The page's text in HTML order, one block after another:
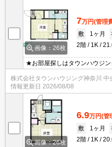
画像：26枚
7万円(管理
敷
1ヶ月
2階
1K
★お部屋探しはタウンハウジ
５分以内★NURO光無料★新
株式会社タウンハウジング神奈川 中
情報更新日 2026/08/08
画像：26枚
6.9万円(管
敷
1ヶ月
2階
1K